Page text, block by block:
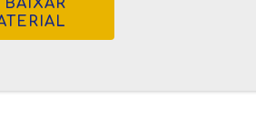
BAIXAR